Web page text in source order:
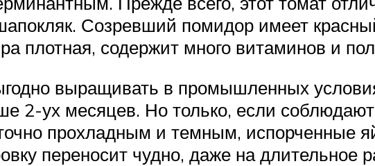
Созревший помидор имеет
плотная, содержит много витаминов и
выращивать в промышленных
2-ух месяцев. Но только, если
прохладным и темным, испорченные
переносит чудно, даже на длительное